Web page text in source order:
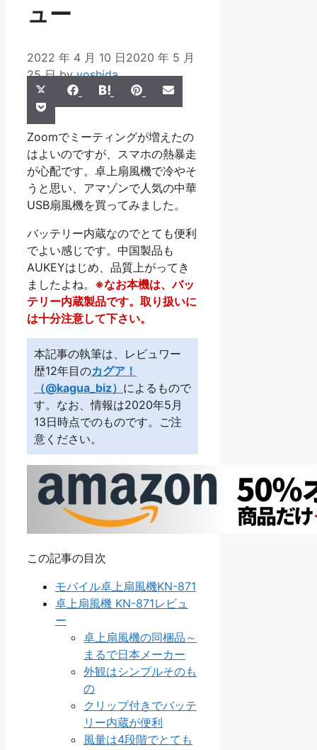
ュー
2022 年 4 月 10 日2020 年 5 月
25 日 byyoshida
Share
on
(Twitter)
Share
on
Facebook
Share
on
Hatena Share
on
PinterestShare
on
Share
on
Pocket
Zoomでミーティングが増えたの
はよいのですが、スマホの熱暴走
が心配です。卓上扇風機で冷やそ
うと思い、アマゾンで人気の中華
USB扇風機を買ってみました。
バッテリー内蔵なのでとても便利
でよい感じです。中国製品も
AUKEYはじめ、品質上がってき
ましたよね。 ※なお本機は、バッ
テリー内蔵製品です。取り扱いに
は十分注意して下さい。
本記事の執筆は、レビュワー
歴12年目のカグア！
（@kagua_biz） によるもので
す。なお、情報は2020年5月
13日時点でのものです。ご注
意ください。
この記事の目次
モバイル卓上扇風機KN-871
卓上扇風機 KN-871レビュ
ー
卓上扇風機の同梱品～
まるで日本メーカー
外観はシンプルそのも
の
クリップ付きでバッテ
リー内蔵が便利
風量は4段階でとても